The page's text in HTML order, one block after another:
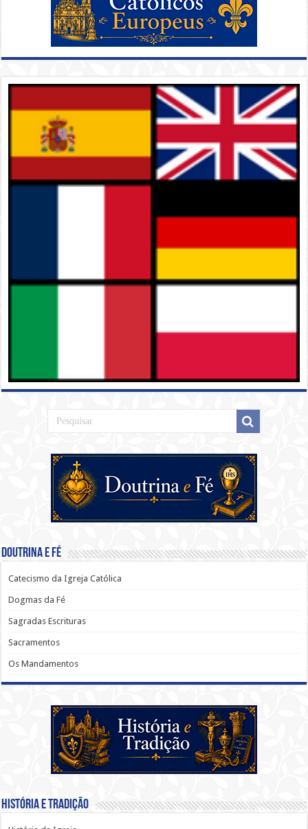
Doutrina e Fé
Catecismo da Igreja Católica
Dogmas da Fé
Sagradas Escrituras
Sacramentos
Os Mandamentos
História e Tradição